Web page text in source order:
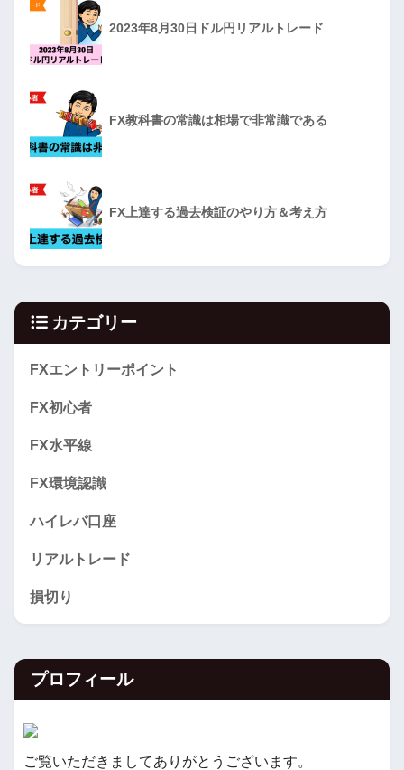
2023年8月30日ドル円リアルトレード
FX教科書の常識は相場で非常識である
FX上達する過去検証のやり方＆考え方
カテゴリー
FXエントリーポイント
FX初心者
FX水平線
FX環境認識
ハイレバ口座
リアルトレード
損切り
プロフィール
ご覧いただきましてありがとうございます。